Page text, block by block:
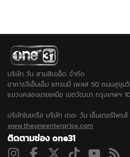
บริษัท วัน สามสิบเอ็ด จำกัด
อาคารจีเอ็มเอ็ม แกรมมี่ เพลส 50 ถนนสุขุม
แขวงคลองเตยเหนือ เขตวัฒนา กรุงเทพฯ
บริษัทในเครือ บริษัท เดอะ วัน เอ็นเตอร์ไพร
www.theoneenterprise.com
ติดตามช่อง one31